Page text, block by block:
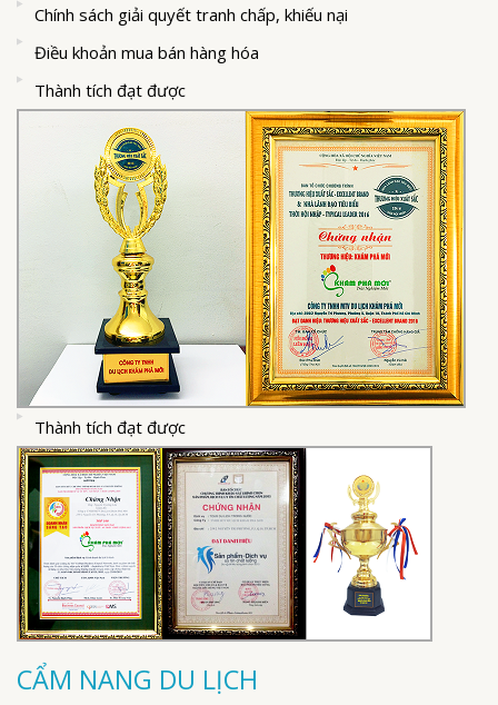
Chính sách giải quyết tranh chấp, khiếu nại
Điều khoản mua bán hàng hóa
Thành tích đạt được
Thành tích đạt được
CẨM NANG DU LỊCH